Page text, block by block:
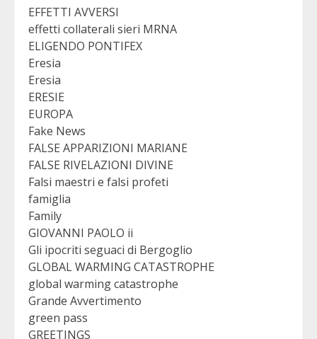
EFFETTI AVVERSI
effetti collaterali sieri MRNA
ELIGENDO PONTIFEX
Eresia
Eresia
ERESIE
EUROPA
Fake News
FALSE APPARIZIONI MARIANE
FALSE RIVELAZIONI DIVINE
Falsi maestri e falsi profeti
famiglia
Family
GIOVANNI PAOLO ii
Gli ipocriti seguaci di Bergoglio
GLOBAL WARMING CATASTROPHE
global warming catastrophe
Grande Avvertimento
green pass
GREETINGS